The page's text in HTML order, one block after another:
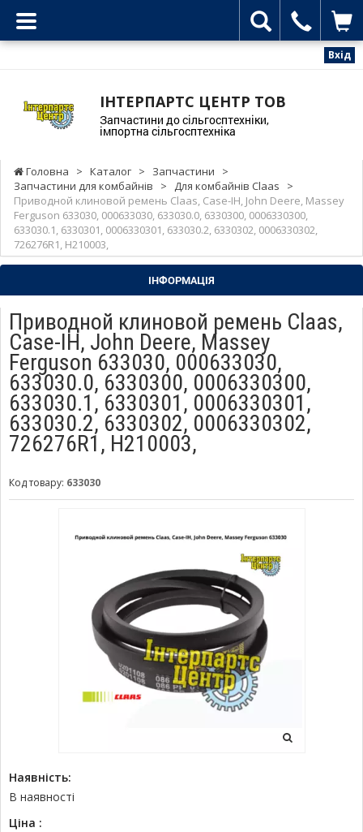
Вхід
ІНТЕРПАРТС ЦЕНТР ТОВ
Запчастини до сільгосптехніки,
імпортна сільгосптехніка
Головна > Каталог > Запчастини
>
Запчастини для комбайнів
> Для комбайнів Claas
>
Приводной клиновой ремень Claas, Case-IH, John Deere, Massey
Ferguson 633030, 000633030, 633030.0, 6330300, 0006330300,
633030.1, 6330301, 0006330301, 633030.2, 6330302, 0006330302,
726276R1, H210003,
ІНФОРМАЦІЯ
Приводной клиновой ремень Claas,
Case-IH, John Deere, Massey
Ferguson 633030, 000633030,
633030.0, 6330300, 0006330300,
633030.1, 6330301, 0006330301,
633030.2, 6330302, 0006330302,
726276R1, H210003,
Код товару: 633030
Наявність:
В наявності
Ціна :